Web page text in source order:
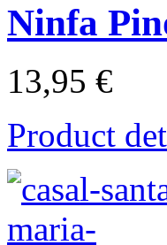
Ninfa
13,95 €
Product